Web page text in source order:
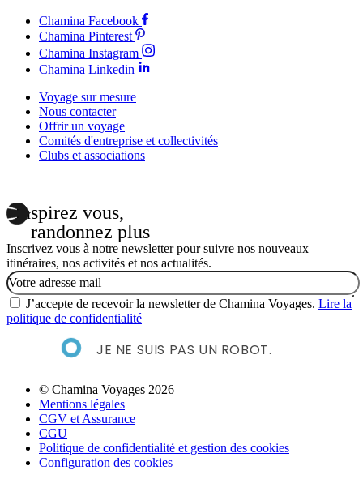
Chamina Facebook
Chamina Pinterest
Chamina Instagram
Chamina Linkedin
Voyage sur mesure
Nous contacter
Offrir un voyage
Comités d'entreprise et collectivités
Clubs et associations
Inspirez vous,
randonnez plus
Inscrivez vous à notre newsletter pour suivre nos nouveaux
itinéraires, nos activités et nos actualités.
Email
J’accepte de recevoir la newsletter de Chamina Voyages. Lire la
politique de confidentialité
JE NE SUIS PAS UN ROBOT.
© Chamina Voyages 2026
Mentions légales
CGV et Assurance
CGU
Politique de confidentialité et gestion des cookies
Configuration des cookies